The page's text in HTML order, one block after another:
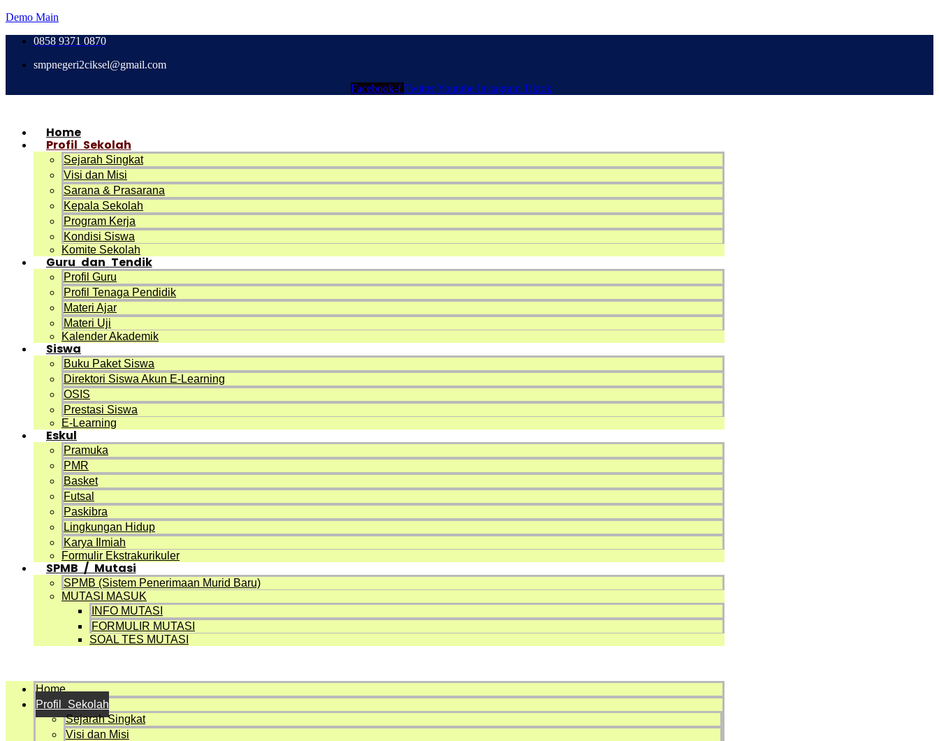
Demo Main
0858 9371 0870
smpnegeri2ciksel@gmail.com
Facebook-f TwitterYoutube Instagram Tiktok
Home
Profil Sekolah
Sejarah Singkat
Visi dan Misi
Sarana & Prasarana
Kepala Sekolah
Program Kerja
Kondisi Siswa
Komite Sekolah
Guru dan Tendik
Profil Guru
Profil Tenaga Pendidik
Materi Ajar
Materi Uji
Kalender Akademik
Siswa
Buku Paket Siswa
Direktori Siswa Akun E-Learning
OSIS
Prestasi Siswa
E-Learning
Eskul
Pramuka
PMR
Basket
Futsal
Paskibra
Lingkungan Hidup
Karya Ilmiah
Formulir Ekstrakurikuler
SPMB / Mutasi
SPMB (Sistem Penerimaan Murid Baru)
MUTASI MASUK
INFO MUTASI
FORMULIR MUTASI
SOAL TES MUTASI
Home
Profil Sekolah
Sejarah Singkat
Visi dan Misi